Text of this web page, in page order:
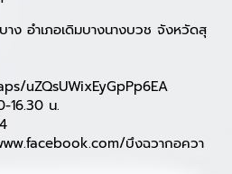
ง อำเภอเดิมบางนางบวช จังหวัดสุ
uZQsUWixEyGpPp6EA
16.30 น.
บึงฉวากอควา